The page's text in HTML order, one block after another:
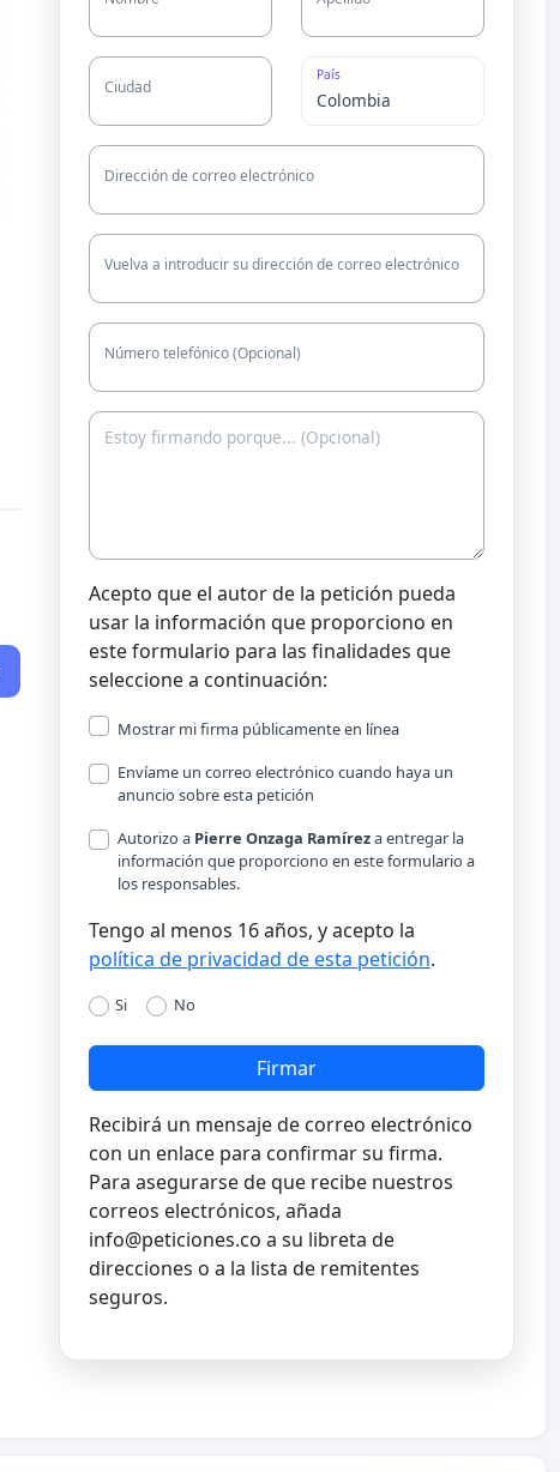
Ciudad
País
Dirección de correo electrónico
Vuelva a introducir su dirección de correo electrónico
Número telefónico (Opcional)
Acepto que el autor de la petición pueda
usar la información que proporciono en
este formulario para las finalidades que
seleccione a continuación:
Mostrar mi firma públicamente en línea
Envíame un correo electrónico cuando haya un
anuncio sobre esta petición
Autorizo a Pierre Onzaga Ramíreza entregar la
información que proporciono en este formulario a
los responsables.
Tengo al menos 16 años, y acepto la
política de privacidad de esta petición.
Si No
Firmar
Recibirá un mensaje de correo electrónico
con un enlace para confirmar su firma.
Para asegurarse de que recibe nuestros
correos electrónicos, añada
info@peticiones.co a su libreta de
direcciones o a la lista de remitentes
seguros.